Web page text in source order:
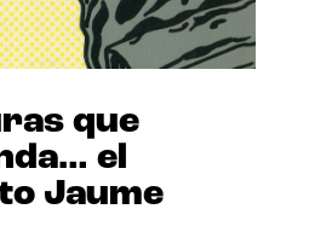
que
el
Jaume